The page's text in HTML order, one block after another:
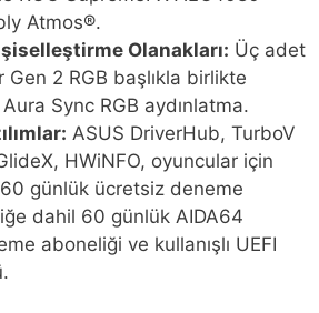
Atmos®.
Olanakları: Üç adet
2 RGB başlıkla birlikte
Aura Sync RGB aydınlatma.
ASUS DriverHub, TurboV
HWiNFO, oyuncular için
günlük ücretsiz deneme
dahil 60 günlük AIDA64
aboneliği ve kullanışlı UEFI